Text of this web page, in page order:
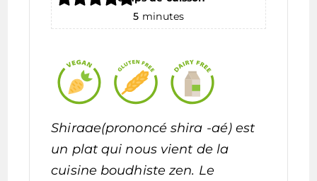
5 minutes
Shiraae(prononcé shira -aé) est
un plat qui nous vient de la
cuisine boudhiste zen. Le